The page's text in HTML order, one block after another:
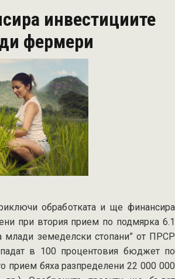
инвестициите
фермери
обработката и ще финансира
при втория прием по подмярка 6.1
млади земеделски стопани” от ПРСР
в 100 процентовия бюджет по
прием бяха разпределени 22 000 000